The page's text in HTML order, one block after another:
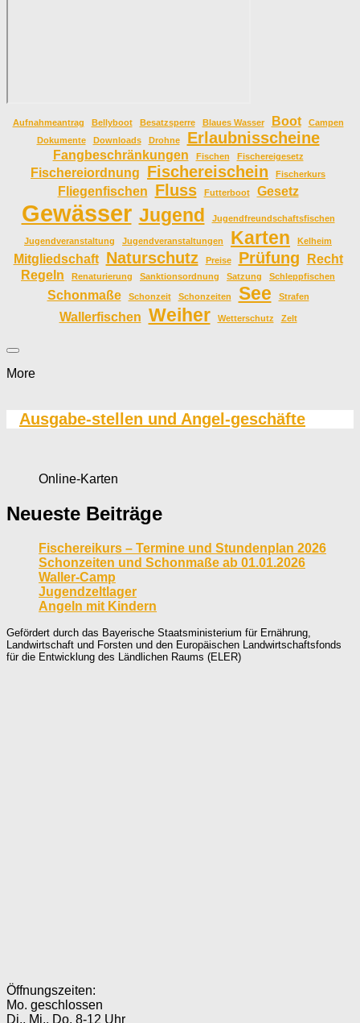
Aufnahmeantrag Bellyboot Besatzsperre Blaues Wasser Boot
Campen
Dokumente
Downloads Drohne Erlaubnisscheine
Fangbeschränkungen Fischen Fischereigesetz
Fischereiordnung Fischereischein Fischerkurs
Fliegenfischen Fluss Futterboot Gesetz
Gewässer Jugend Jugendfreundschaftsfischen
Jugendveranstaltung Jugendveranstaltungen Karten Kelheim
Mitgliedschaft Naturschutz Preise Prüfung
Recht
Regeln
Renaturierung Sanktionsordnung Satzung Schleppfischen
Schonmaße Schonzeit Schonzeiten See Strafen
Wallerfischen Weiher Wetterschutz Zelt
More
Ausgabe-stellen und Angel-geschäfte
Online-Karten
Neueste Beiträge
Fischereikurs – Termine und Stundenplan 2026
Schonzeiten und Schonmaße ab 01.01.2026
Waller-Camp
Jugendzeltlager
Angeln mit Kindern
Gefördert durch das Bayerische Staatsministerium für Ernährung,
Landwirtschaft und Forsten und den Europäischen Landwirtschaftsfonds
für die Entwicklung des Ländlichen Raums (ELER)
Öffnungszeiten:
Mo. geschlossen
Di., Mi., Do. 8-12 Uhr